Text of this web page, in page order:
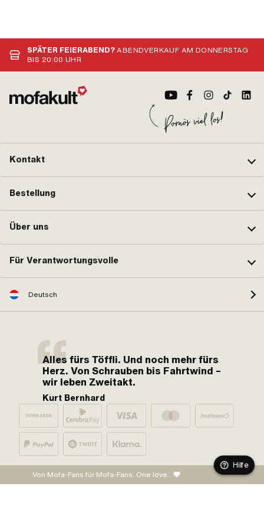
SPÄTER FEIERABEND?ABENDVERKAUF AM DONNERSTAG
BIS 20:00 UHR
Kontakt
Bestellung
Über uns
Für Verantwortungsvolle
Deutsch
Alles fürs Töffli. Und noch mehr fürs
Herz. Von Schrauben bis Fahrtwind –
wir leben Zweitakt.
Kurt Bernhard
Von Mofa-Fans für Mofa-Fans. One love.
Hilfe